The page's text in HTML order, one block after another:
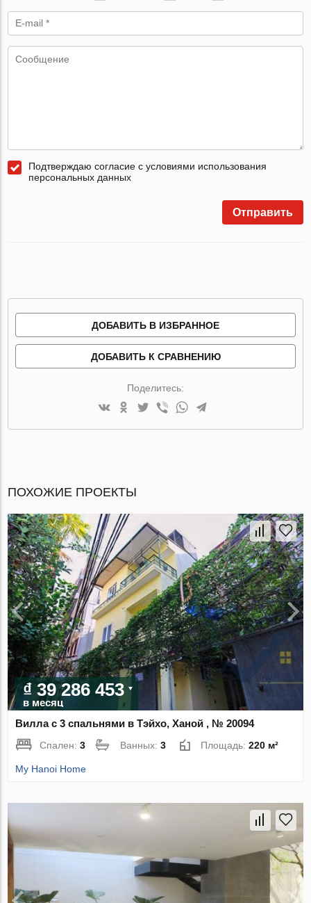
Подтверждаю согласие с условиями использования
персональных данных
Отправить
ДОБАВИТЬ В ИЗБРАННОЕ
ДОБАВИТЬ К СРАВНЕНИЮ
Поделитесь:
ПОХОЖИЕ ПРОЕКТЫ
₫ 39 286 453
в месяц
Вилла с 3 спальнями в Тэйхо, Ханой , № 20094
Спален:3 Ванных:3 Площадь:220 м²
My Hanoi Home